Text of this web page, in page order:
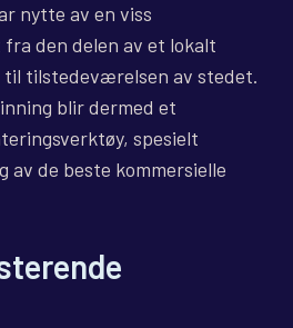
nytte av en viss
den delen av et lokalt
til tilstedeværelsen av stedet.
blir dermed et
spesielt
av de beste kommersielle